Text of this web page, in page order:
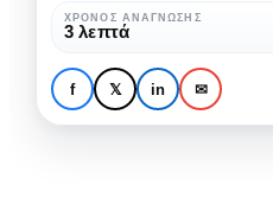
Φεστιβάλ
στην
ΧΡΌΝΟΣ ΑΝΆΓΝΩΣΗΣ
3 λεπτά
f 𝕏 in ✉